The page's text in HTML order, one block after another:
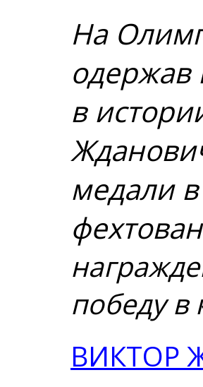
На
одержав
в
медали
победу
ВИКТОР